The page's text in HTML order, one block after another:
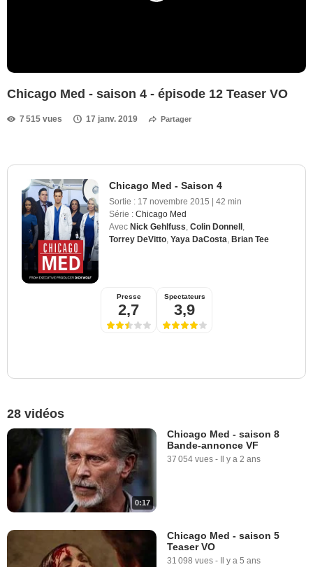
Chicago Med - saison 4 - épisode 12 Teaser VO
7 515 vues 17 janv. 2019 Partager
Chicago Med - Saison 4
Sortie : 17 novembre 2015 | 42 min
Série : Chicago Med
Avec Nick Gehlfuss Colin Donnell
Torrey DeVitto Yaya DaCosta Brian Tee
Presse
2,7
Spectateurs
3,9
28 vidéos
0:17
Chicago Med - saison 8
Bande-annonce VF
37 054 vues - Il y a 2 ans
Chicago Med - saison 5
Teaser VO
31 098 vues - Il y a 5 ans